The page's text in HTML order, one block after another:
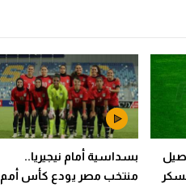
بسداسية أمام نيجيريا..
منتخب مصر يودع كأس أمم